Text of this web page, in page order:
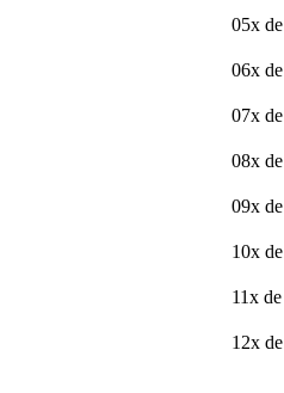
05x de
06x de
07x de
08x de
09x de
10x de
11x de
12x de